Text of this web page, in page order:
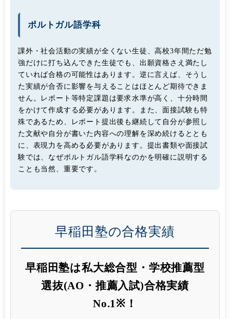
ポルトガル語学科
課外・社会活動の実績が全くない生徒、高校3年間ただ勉
強だけに打ち込んできた生徒でも、出願資格さえ満たし
ていれば合格の可能性はあります。逆に言えば、そうし
た実績が合否に影響を与えることはほとんど期待できま
せん。レポート等特定課題は要求水準が高く、十分時間
をかけて作成する必要があります。また、面接試験も特
殊であるため、レポート提出後も継続して自分が参照し
た文献や自分が書いた内容への理解を深め続けるととも
に、表現力を高める必要があります。提出書類や面接試
験では、なぜポルトガル語学科なのかを明確に説明する
ことも当然、重要です。
早稲田塾の合格実績
早稲田塾は私大総合型・学校推薦型
選抜(AO・推薦入試)合格実績
No.1※！